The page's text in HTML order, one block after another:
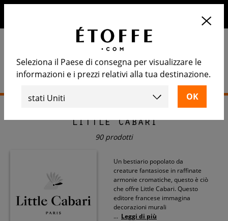
> Little Cabari
Little Cabari
90 prodotti
Un bestiario popolato da
creature fantasiose in raffinate
armonie cromatiche, questo è ciò
che offre Little Cabari. Questo
editore francese immagina
decorazioni murali
... Leggi di più
Seleziona il Paese di consegna per visualizzare le
informazioni e i prezzi relativi alla tua destinazione.